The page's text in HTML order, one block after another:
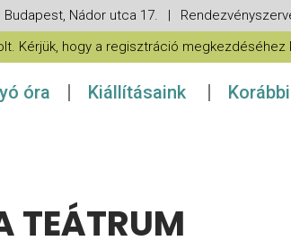
Budapest, Nádor utca 17. |
Kérjük, hogy a regisztráció
óra Kiállításaink
TEÁTRUM